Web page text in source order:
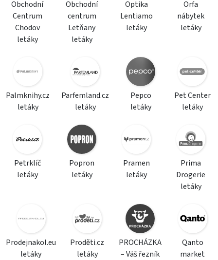
Obchodní
Centrum
Chodov
letáky
Obchodní
centrum
Letňany
letáky
Optika
Lentiamo
letáky
Orfa
nábytek
letáky
Palmknihy.cz
letáky
Parfemland.cz
letáky
Pepco
letáky
Pet Center
letáky
Petrklíč
letáky
Popron
letáky
Pramen
letáky
Prima
Drogerie
letáky
Prodejnakol.eu
letáky
Proděti.cz
letáky
PROCHÁZKA
– Váš řezník
Qanto
market